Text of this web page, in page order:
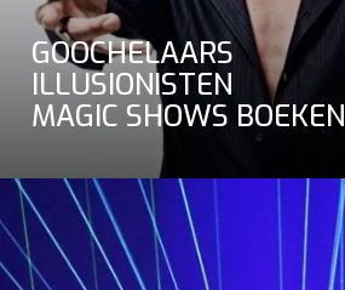
GOOCHELAARS
ILLUSIONISTEN
MAGIC SHOWS BOEKEN